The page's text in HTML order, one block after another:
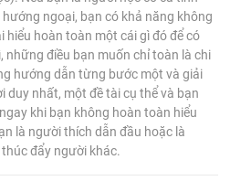
hướng ngoại, bạn có khả năng không
hiểu hoàn toàn một cái gì đó để có
những điều bạn muốn chỉ toàn là chi
hướng dẫn từng bước một và giải
duy nhất, một đề tài cụ thể và bạn
khi bạn không hoàn toàn hiểu
là người thích dẫn đầu hoặc là
đẩy người khác.